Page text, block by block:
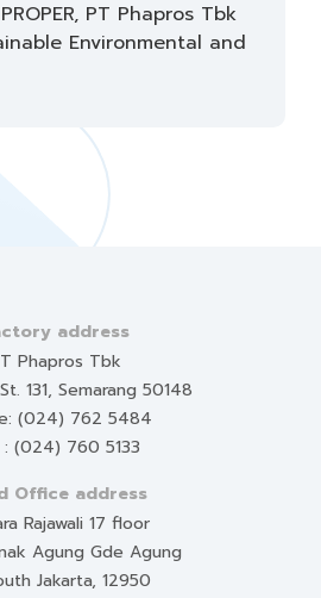
PT Phapros Tbk
Environmental and
address
Phapros Tbk
131, Semarang 50148
(024) 762 5484
: (024) 760 5133
Office address
Rajawali 17 floor
Agung Gde Agung
Jakarta, 12950